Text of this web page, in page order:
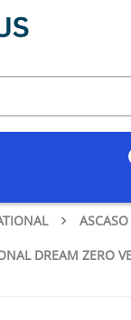
ASCASO
DREAM ZERO